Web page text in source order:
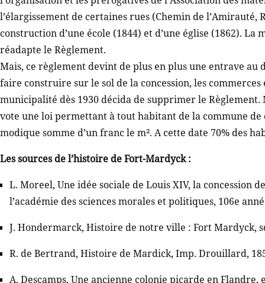
l’élargissement de certaines rues (Chemin de
construction d’une école (1844) et d’une église (1862).
réadapte le Règlement.
Mais, ce règlement devint de plus en plus une entrave
faire construire sur le sol de la concession, les
municipalité dès 1930 décida de supprimer le
vote une loi permettant à tout habitant de la commune
modique somme d’un franc le m². A cette date 70% des
Les sources de l’histoire de Fort-Mardyck :
L. Moreel, Une idée sociale de Louis XIV, la concession
l’académie des sciences morales et politiques, 106e
J. Hondermarck, Histoire de notre ville : Fort Mardyck,
R. de Bertrand, Histoire de Mardick, Imp. Drouillard,
A. Descamps, Une ancienne colonie picarde en